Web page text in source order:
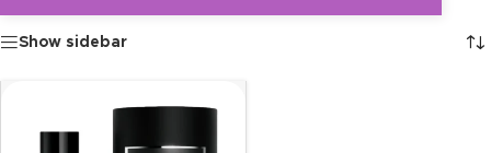
Show sidebar